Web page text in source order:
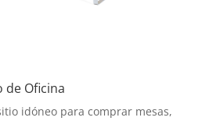
de Oficina
idóneo para comprar mesas,